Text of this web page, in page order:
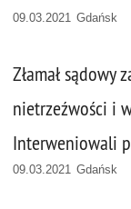
09.03.2021 Gdańsk
Złamał sądowy
nietrzeźwości i
Interweniowali
09.03.2021 Gdańsk